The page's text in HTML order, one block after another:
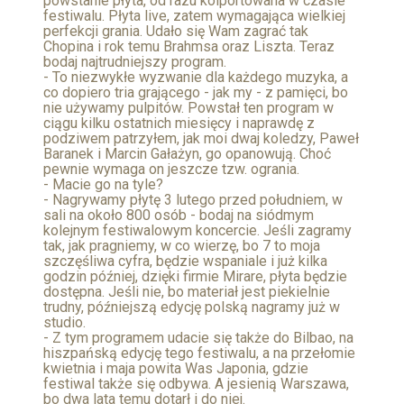
festiwalu. Płyta live, zatem wymagająca wielkiej
perfekcji grania. Udało się Wam zagrać tak
Chopina i rok temu Brahmsa oraz Liszta. Teraz
bodaj najtrudniejszy program.
- To niezwykłe wyzwanie dla każdego muzyka, a
co dopiero tria grającego - jak my - z pamięci, bo
nie używamy pulpitów. Powstał ten program w
ciągu kilku ostatnich miesięcy i naprawdę z
podziwem patrzyłem, jak moi dwaj koledzy, Paweł
Baranek i Marcin Gałażyn, go opanowują. Choć
pewnie wymaga on jeszcze tzw. ogrania.
- Macie go na tyle?
- Nagrywamy płytę 3 lutego przed południem, w
sali na około 800 osób - bodaj na siódmym
kolejnym festiwalowym koncercie. Jeśli zagramy
tak, jak pragniemy, w co wierzę, bo 7 to moja
szczęśliwa cyfra, będzie wspaniale i już kilka
godzin później, dzięki firmie Mirare, płyta będzie
dostępna. Jeśli nie, bo materiał jest piekielnie
trudny, późniejszą edycję polską nagramy już w
studio.
- Z tym programem udacie się także do Bilbao, na
hiszpańską edycję tego festiwalu, a na przełomie
kwietnia i maja powita Was Japonia, gdzie
festiwal także się odbywa. A jesienią Warszawa,
bo dwa lata temu dotarł i do niej.